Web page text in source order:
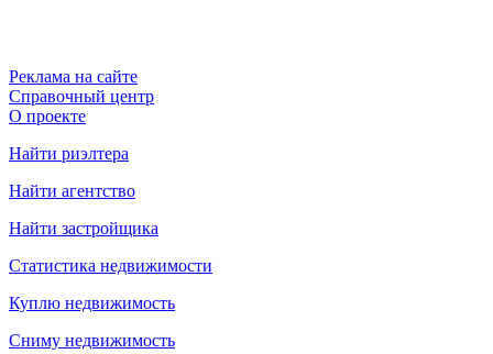
Реклама на сайте
Справочный центр
О проекте
Найти риэлтера
Найти агентство
Найти застройщика
Статистика недвижимости
Куплю недвижимость
Сниму недвижимость